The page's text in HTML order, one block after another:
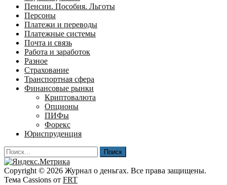
Пенсии. Пособия. Льготы
Персоны
Платежи и переводы
Платежные системы
Почта и связь
Работа и заработок
Разное
Страхование
Транспортная сфера
Финансовые рынки
Криптовалюта
Опционы
ПИФы
Форекс
Юриспруденция
Найти:
Copyright © 2026 Журнал о деньгах. Все права защищены.
Тема Cassions от FRT